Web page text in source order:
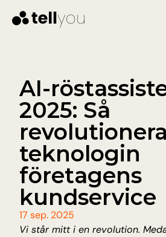
Tjänster
Omedelbara svar och färre
snabb och
Säljare
Kvalificera leads, svara på
besökare till att bli
AI-
2025: Så
teknologin
företagens
kundservice
17 sep. 2025
Vi står mitt i en revolution.